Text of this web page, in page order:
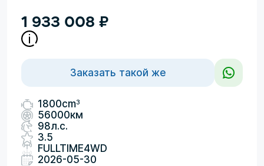
1 933 008 ₽
Заказать такой же
1800cm3
56000км
98л.с.
3.5
FULLTIME4WD
2026-05-30